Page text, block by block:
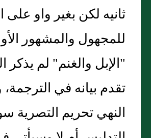
ثانيه لكن بغير واو على
للمجهول والمشهور
"الإبل والغنم" لم يذكر
تقدم بيانه في
النهي تحريم التصرية